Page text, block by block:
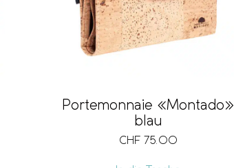
Portemonnaie «Montado»
blau
CHF 75.00